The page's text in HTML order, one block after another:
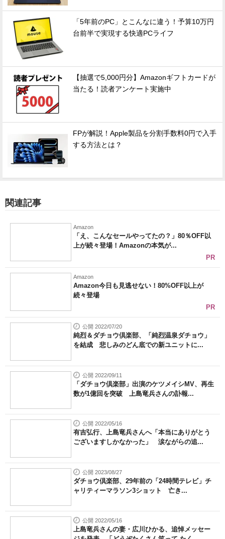
「5年前のPC」とこんなに違う！予算10万円
台前半で実現する快適PCライフ
【抽選で5,000円分】Amazonギフトカードが
当たる！読者アンケート実施中
FPが解説！Apple製品を分割手数料0円で入手
する方法とは？
関連記事
Amazon
「え、こんなセールやってたの？」80％OFF以
上が続々登場！Amazonの本気が...
PR
Amazon
Amazon今日も見逃せない！80%OFF以上が
続々登場
PR
公開 2022/07/20
純烈＆ダチョウ倶楽部、「純烈温泉ダチョウ」
を結成 悲しみのどん底での新ユニットに...
公開 2022/09/11
「ダチョウ倶楽部」出演のケツメイシMV、再生
数が1億回を突破 上島竜兵さんの訃報...
公開 2022/05/16
有吉弘行、上島竜兵さんへ「本当にありがとう
ございますしかなかった」 涙ながらの追...
公開 2023/08/27
ダチョウ倶楽部、29年前の「24時間テレビ」チ
ャリティーマラソン3ショット 亡き...
公開 2022/05/16
上島竜兵さんの妻・広川ひかる、追悼メッセー